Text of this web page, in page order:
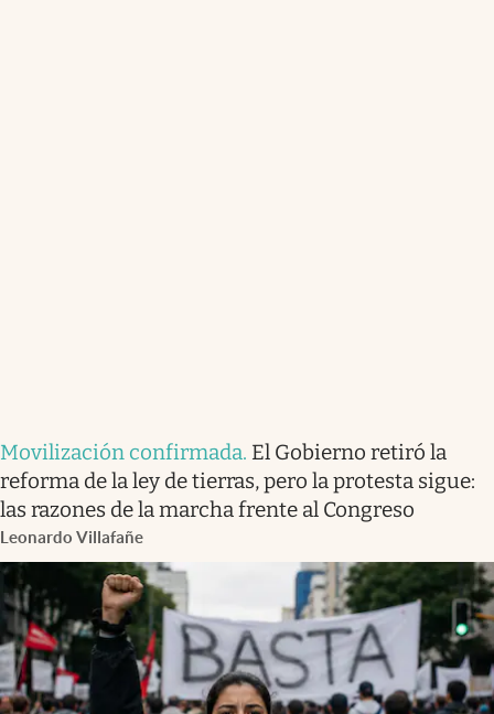
Movilización confirmada. El Gobierno retiró la
reforma de la ley de tierras, pero la protesta sigue:
las razones de la marcha frente al Congreso
Leonardo Villafañe